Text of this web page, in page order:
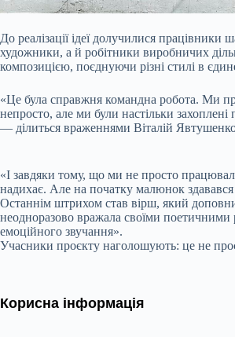
До реалізації ідеї долучилися
художники, а й робітники виробничих
композицією, поєднуючи різні стилі в
«Це була справжня командна робота. Ми
непросто, але ми були настільки
— ділиться враженнями Віталій
«І завдяки тому, що ми не просто
надихає. Але на початку малюнок
Останнім штрихом став вірш, який
неодноразово вражала своїми поетичними
емоційного звучання».
Учасники проєкту наголошують: це не
Корисна інформація